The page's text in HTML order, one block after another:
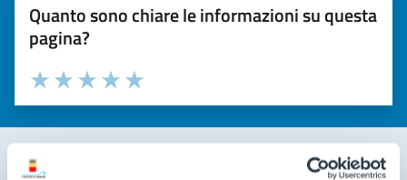
Quanto sono chiare le informazioni su questa
pagina?
Valuta la chiarezza delle informazioni (da 1 a 5 stelle)
Seleziona il numero di stelle per valutare la chiarezza delle
Valuta 5 stelle su 5
Valuta 4 stelle su 5
Valuta 3 stelle su 5
Valuta 2 stelle su 5
Valuta 1 stelle su 5